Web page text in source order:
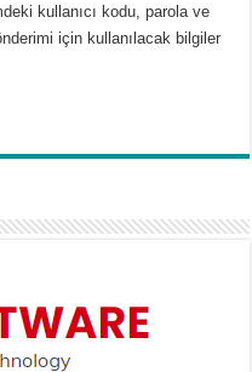
kullanıcı kodu, parola ve
için kullanılacak bilgiler